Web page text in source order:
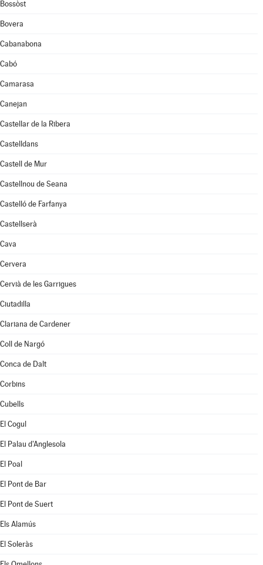
Bossòst
Bovera
Cabanabona
Cabó
Camarasa
Canejan
Castellar de la Ribera
Castelldans
Castell de Mur
Castellnou de Seana
Castelló de Farfanya
Castellserà
Cava
Cervera
Cervià de les Garrigues
Ciutadilla
Clariana de Cardener
Coll de Nargó
Conca de Dalt
Corbins
Cubells
El Cogul
El Palau d'Anglesola
El Poal
El Pont de Bar
El Pont de Suert
Els Alamús
El Soleràs